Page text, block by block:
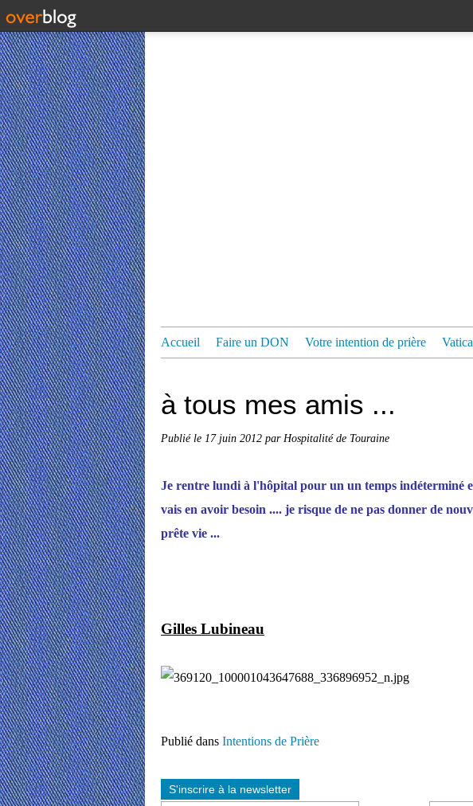
Accueil Faire un DON Votre intention de prière
à tous mes amis ...
Publié le 17 juin 2012 par Hospitalité de Touraine
Je rentre lundi à l'hôpital pour un un temps indéterminé
vais en avoir besoin .... je risque de ne pas donner de
prête vie ...
Gilles Lubineau
Publié dans Intentions de Prière
S'inscrire à la newsletter